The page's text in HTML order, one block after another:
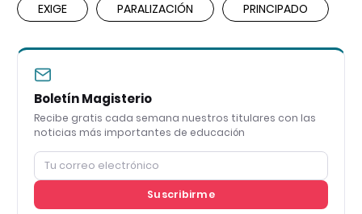
EXIGE PARALIZACIÓN PRINCIPADO
Boletín Magisterio
Recibe gratis cada semana nuestros titulares con las
noticias más importantes de educación
Suscribirme